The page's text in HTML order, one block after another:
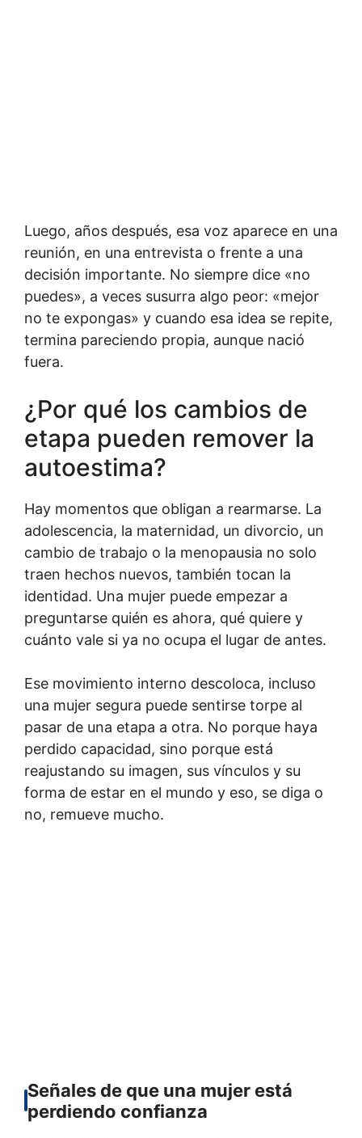
Luego, años después, esa voz aparece en una
reunión, en una entrevista o frente a una
decisión importante. No siempre dice «no
puedes», a veces susurra algo peor: «mejor
no te expongas» y cuando esa idea se repite,
termina pareciendo propia, aunque nació
fuera.
¿Por qué los cambios de
etapa pueden remover la
autoestima?
Hay momentos que obligan a rearmarse. La
adolescencia, la maternidad, un divorcio, un
cambio de trabajo o la menopausia no solo
traen hechos nuevos, también tocan la
identidad. Una mujer puede empezar a
preguntarse quién es ahora, qué quiere y
cuánto vale si ya no ocupa el lugar de antes.
Ese movimiento interno descoloca, incluso
una mujer segura puede sentirse torpe al
pasar de una etapa a otra. No porque haya
perdido capacidad, sino porque está
reajustando su imagen, sus vínculos y su
forma de estar en el mundo y eso, se diga o
no, remueve mucho.
Señales de que una mujer está
perdiendo confianza